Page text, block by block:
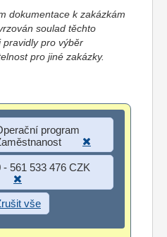
dokumentace k zakázkám
soulad těchto
pravidly pro výběr
pro jiné zakázky.
program
- 561 533 476 CZK
vše